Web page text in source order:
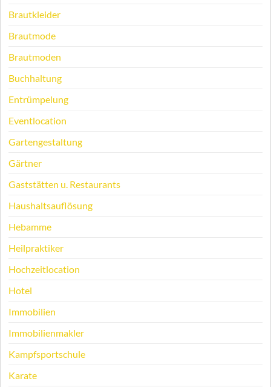
Brautkleider
Brautmode
Brautmoden
Buchhaltung
Entrümpelung
Eventlocation
Gartengestaltung
Gärtner
Gaststätten u. Restaurants
Haushaltsauflösung
Hebamme
Heilpraktiker
Hochzeitlocation
Hotel
Immobilien
Immobilienmakler
Kampfsportschule
Karate